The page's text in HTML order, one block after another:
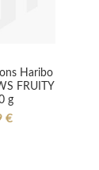
Haribo
FRUITY
g
€